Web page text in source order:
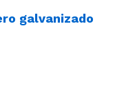
galvanizado